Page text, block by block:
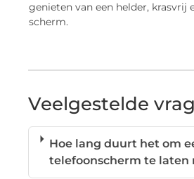
genieten van een helder, krasvrij
scherm.
Veelgestelde
Hoe lang duurt het om
telefoonscherm te laten